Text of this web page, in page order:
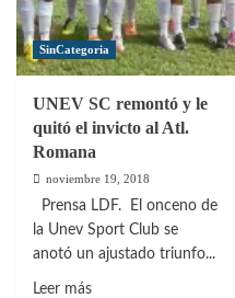
de
Jarabacoa
FC
SinCategoria
UNEV SC remontó y le
quitó el invicto al Atl.
Romana
noviembre 19, 2018
Prensa LDF. El onceno de
la Unev Sport Club se
anotó un ajustado triunfo...
Leer másLeer